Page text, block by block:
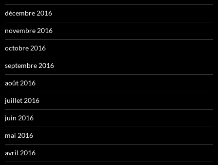
décembre 2016
novembre 2016
octobre 2016
septembre 2016
août 2016
juillet 2016
juin 2016
mai 2016
avril 2016